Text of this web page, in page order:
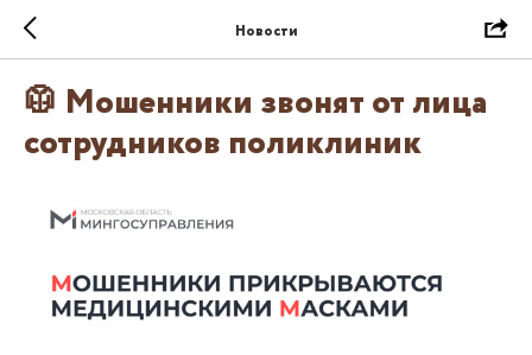
Новости
🥼 Мошенники звонят от лица
сотрудников поликлиник